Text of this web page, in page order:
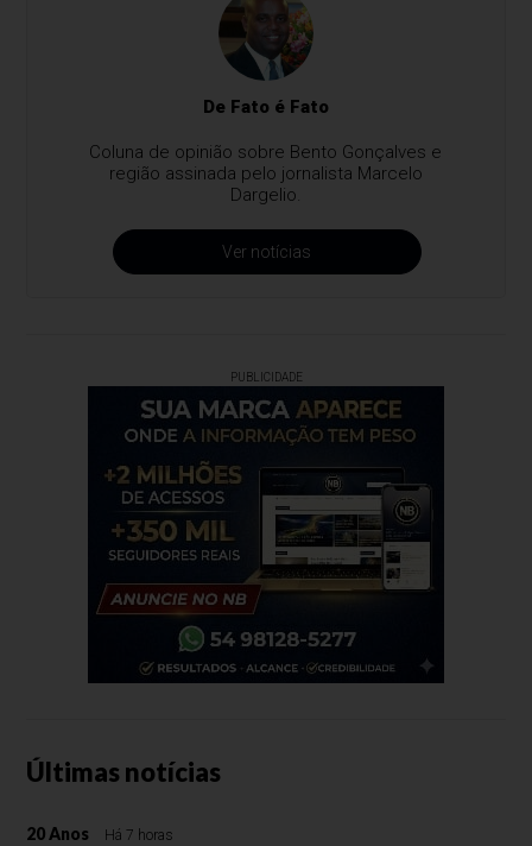
De Fato é Fato
Coluna de opinião sobre Bento Gonçalves e
região assinada pelo jornalista Marcelo
Dargelio.
Ver notícias
PUBLICIDADE
Últimas notícias
20 Anos Há 7 horas